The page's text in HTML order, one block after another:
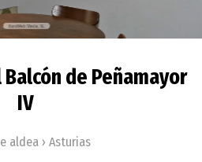
de Peñamayor
IV
aldea › Asturias